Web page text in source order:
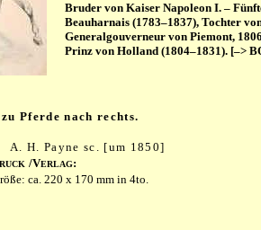
Bruder von Kaiser Napoleon I. –
Beauharnais (1783–1837), Tochter
Generalgouverneur von Piemont,
Prinz von Holland (1804–1831). [–>
Pferde nach rechts.
A. H. Payne sc. [um 1850]
RUCK /VERLAG:
ca. 220 x 170 mm in 4to.